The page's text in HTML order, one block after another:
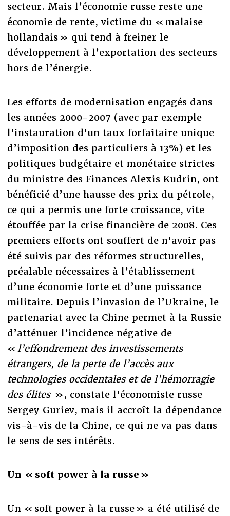
secteur. Mais l’économie russe reste une
économie de rente, victime du « malaise
hollandais » qui tend à freiner le
développement à l’exportation des secteurs
hors de l’énergie.
Les efforts de modernisation engagés dans
les années 2000-2007 (avec par exemple
l'instauration d'un taux forfaitaire unique
d’imposition des particuliers à 13%) et les
politiques budgétaire et monétaire strictes
du ministre des Finances Alexis Kudrin, ont
bénéficié d’une hausse des prix du pétrole,
ce qui a permis une forte croissance, vite
étouffée par la crise financière de 2008. Ces
premiers efforts ont souffert de n'avoir pas
été suivis par des réformes structurelles,
préalable nécessaires à l’établissement
d’une économie forte et d’une puissance
militaire. Depuis l’invasion de l’Ukraine, le
partenariat avec la Chine permet à la Russie
d’atténuer l’incidence négative de
« l’effondrement des investissements
étrangers, de la perte de l’accès aux
technologies occidentales et de l’hémorragie
des élites », constate l'économiste russe
Sergey Guriev, mais il accroît la dépendance
vis-à-vis de la Chine, ce qui ne va pas dans
le sens de ses intérêts.
Un « soft power à la russe »
Un « soft power à la russe » a été utilisé de